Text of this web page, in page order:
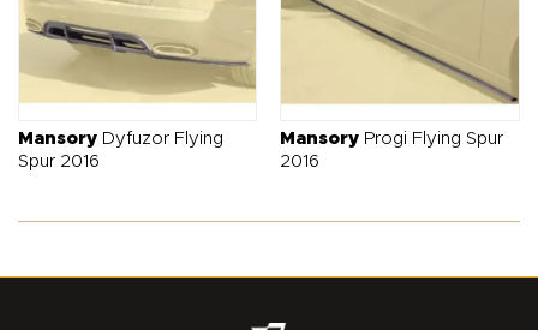
Mansory Dyfuzor Flying
Spur 2016
Mansory Progi Flying Spur
2016